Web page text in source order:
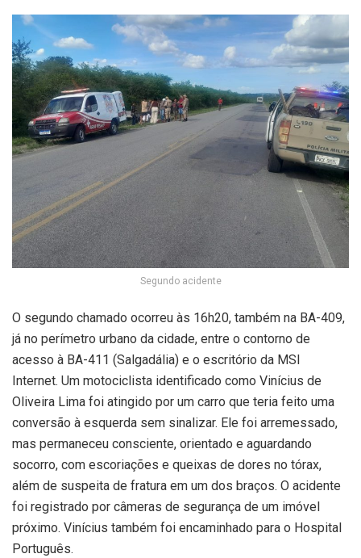
Segundo acidente
O segundo chamado ocorreu às 16h20, também na BA-409,
já no perímetro urbano da cidade, entre o contorno de
acesso à BA-411 (Salgadália) e o escritório da MSI
Internet. Um motociclista identificado como Vinícius de
Oliveira Lima foi atingido por um carro que teria feito uma
conversão à esquerda sem sinalizar. Ele foi arremessado,
mas permaneceu consciente, orientado e aguardando
socorro, com escoriações e queixas de dores no tórax,
além de suspeita de fratura em um dos braços. O acidente
foi registrado por câmeras de segurança de um imóvel
próximo. Vinícius também foi encaminhado para o Hospital
Português.